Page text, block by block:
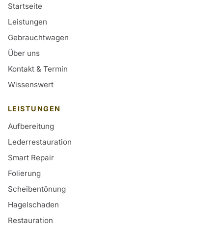
Startseite
Leistungen
Gebrauchtwagen
Über uns
Kontakt & Termin
Wissenswert
LEISTUNGEN
Aufbereitung
Lederrestauration
Smart Repair
Folierung
Scheibentönung
Hagelschaden
Restauration